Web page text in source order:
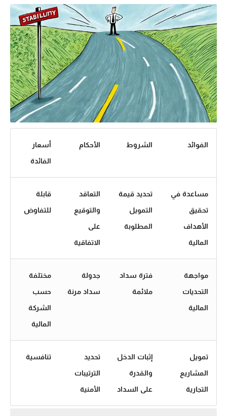
الفوائد الشروط الأحكام
أسعار
الفائدة
مساعدة في
تحقيق
الأهداف
المالية
تحديد قيمة
التمويل
المطلوبة
التعاقد
والتوقيع
على
الاتفاقية
قابلة
للتفاوض
مواجهة
التحديات
المالية
فترة سداد
ملائمة
جدولة
سداد مرنة
مختلفة
حسب
الشركة
المالية
تمويل
المشاريع
التجارية
إثبات الدخل
والقدرة
على السداد
تحديد
الترتيبات
الأمنية
تنافسية